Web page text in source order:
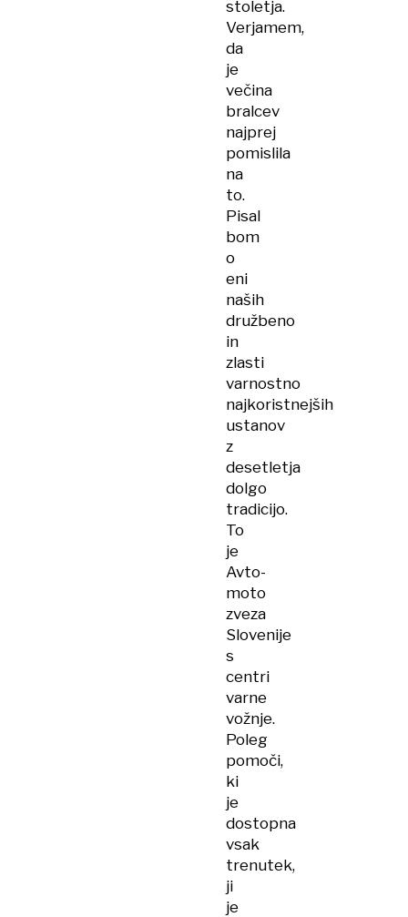
stoletja.
Verjamem,
da
je
večina
bralcev
najprej
pomislila
na
to.
Pisal
bom
o
eni
naših
družbeno
in
zlasti
varnostno
najkoristnejših
ustanov
z
desetletja
dolgo
tradicijo.
To
je
Avto-
moto
zveza
Slovenije
s
centri
varne
vožnje.
Poleg
pomoči,
ki
je
dostopna
vsak
trenutek,
ji
je